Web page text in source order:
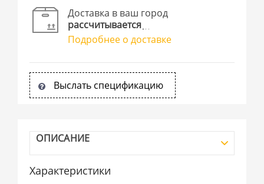
Доставка в ваш город
рассчитывается
Подробнее о доставке
Выслать спецификацию
ОПИСАНИЕ
Характеристики